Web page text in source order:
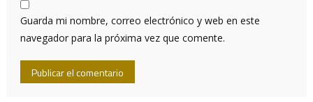
Guarda mi nombre, correo electrónico y web en este
navegador para la próxima vez que comente.